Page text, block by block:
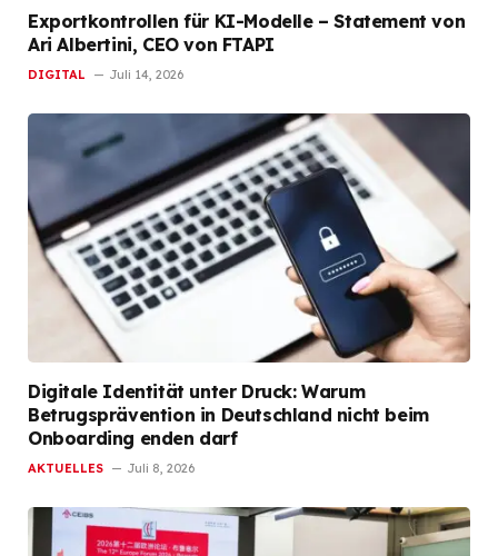
Exportkontrollen für KI-Modelle – Statement von
Ari Albertini, CEO von FTAPI
DIGITAL Juli 14, 2026
Digitale Identität unter Druck: Warum
Betrugsprävention in Deutschland nicht beim
Onboarding enden darf
AKTUELLES Juli 8, 2026